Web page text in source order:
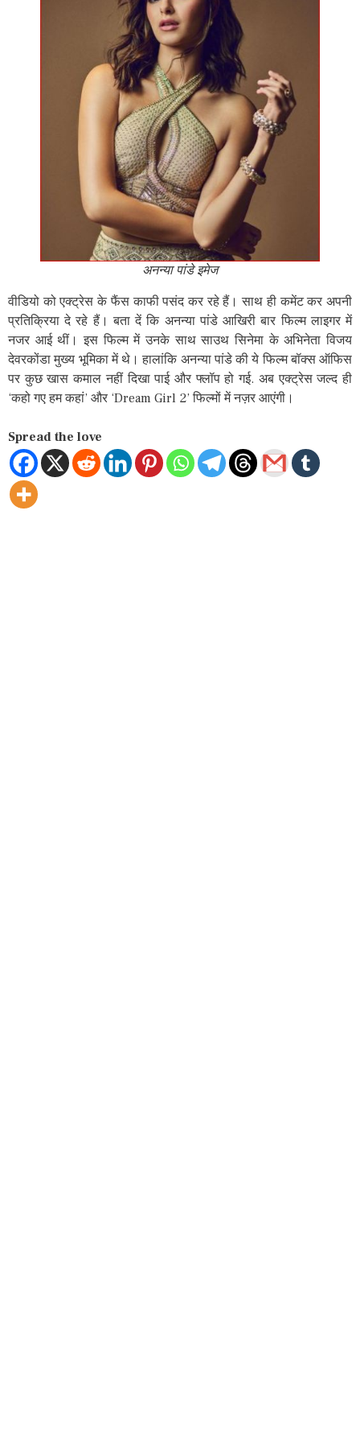
अनन्या पांडे इमेज
वीडियो को एक्ट्रेस के फैंस काफी पसंद कर रहे हैं। साथ ही कमेंट कर अपनी
प्रतिक्रिया दे रहे हैं। बता दें कि अनन्या पांडे आखिरी बार फिल्म लाइगर में
नजर आई थीं। इस फिल्म में उनके साथ साउथ सिनेमा के अभिनेता विजय
देवरकोंडा मुख्य भूमिका में थे। हालांकि अनन्या पांडे की ये फिल्म बॉक्स ऑफिस
पर कुछ खास कमाल नहीं दिखा पाई और फ्लॉप हो गई. अब एक्ट्रेस जल्द ही
‘कहो गए हम कहां’ और ‘Dream Girl 2’ फिल्मों में नज़र आएंगी।
Spread the love